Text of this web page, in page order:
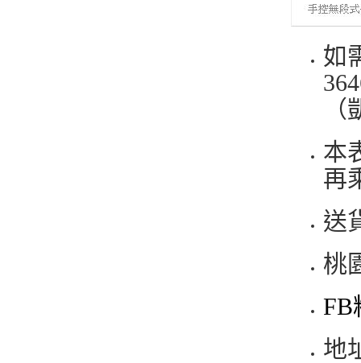
如
本
再
送
桃
FB
地